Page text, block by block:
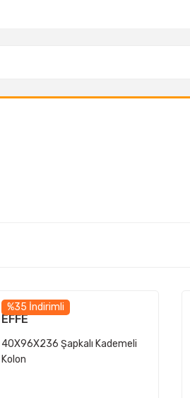
%35 İndirimli
EFFE
40X96X236 Şapkalı Kademeli
Kolon